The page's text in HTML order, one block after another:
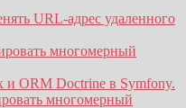
URL-адрес удаленного
многомерный
и ORM Doctrine в Symfony.
многомерный